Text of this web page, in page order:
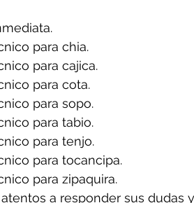
para chia.
para cajica.
para cota.
para sopo.
para tabio.
para tenjo.
para tocancipa.
para zipaquira.
a responder sus dudas